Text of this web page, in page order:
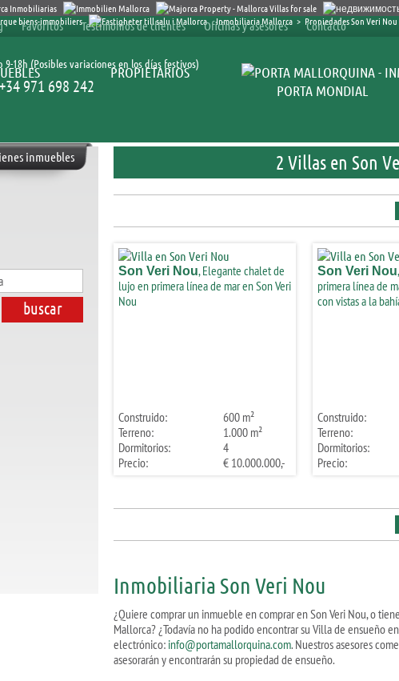
Inmobiliaria Mallorca > Propiedades Son Veri Nou
Favoritos Testimonios de clientes Oficinas y asesores Contacto
9-18h (Posibles variaciones en los días festivos)
+34 971 698 242
PROPIETARIOS
PORTA MONDIAL
2 Villas en Son
Son Veri Nou, Elegante chalet de
lujo en primera línea de mar en Son Veri
Nou
Construido:
600 m²
Terreno:
1.000 m²
Dormitorios:
4
Precio:
€ 10.000.000,-
Son Veri Nou
primera línea de
con vistas a la
Construido:
Terreno:
Dormitorios:
Precio:
Inmobiliaria Son Veri Nou
¿Quiere comprar un inmueble en comprar en Son Veri Nou, o
Mallorca? ¿Todavía no ha podido encontrar su Villa de ensueño
electrónico: info@portamallorquina.com. Nuestros asesores
asesorarán y encontrarán su propiedad de ensueño.
inmuebles